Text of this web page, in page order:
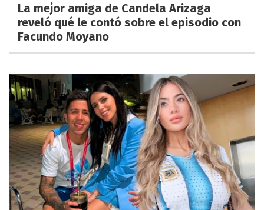
La mejor amiga de Candela Arizaga
reveló qué le contó sobre el episodio con
Facundo Moyano